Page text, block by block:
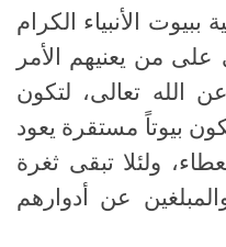
ببيوت الأنبياء الكرام
على من يعنيهم الأمر
الله تعالى، لتكون
بيوتاً مستقرة يعود
ولئلا تبقى ثغرة
عن أدوارهم